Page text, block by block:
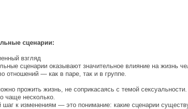
сценарии:
взгляд
сценарии оказывают значительное влияние на жизнь
отношений — как в паре, так и в группе.
прожить жизнь, не соприкасаясь с темой
чаще несколько.
шаг к изменениям — это понимание: какие сценарии